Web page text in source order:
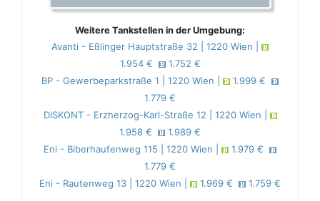
Weitere Tankstellen in der Umgebung:
Avanti - Eßlinger Hauptstraße 32 | 1220 Wien |
1.954 €
1.752 €
BP - Gewerbeparkstraße 1 | 1220 Wien |
1.999 €
1.779 €
DISKONT - Erzherzog-Karl-Straße 12 | 1220 Wien |
1.958 €
1.989 €
Eni - Biberhaufenweg 115 | 1220 Wien |
1.979 €
1.779 €
Eni - Rautenweg 13 | 1220 Wien |
1.969 € 1.759 €